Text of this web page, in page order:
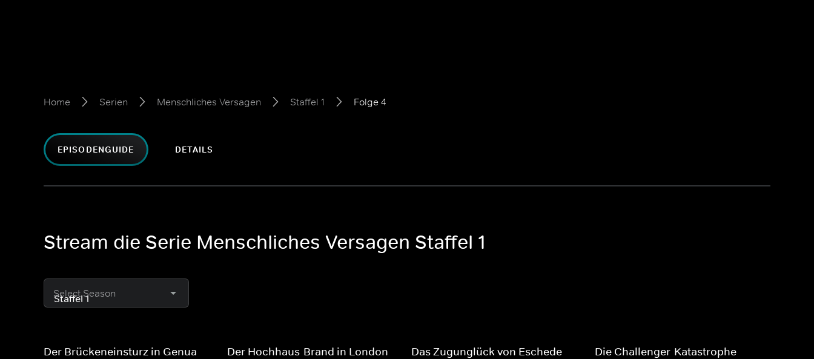
Home Serien Menschliches Versagen Staffel 1 Folge 4
EPISODENGUIDE DETAILS
Stream die Serie Menschliches Versagen Staffel 1
Select Season
Der Brückeneinsturz in Genua Der Hochhaus-Brand in London Das Zugunglück von Eschede Die Challenger-Katastrophe